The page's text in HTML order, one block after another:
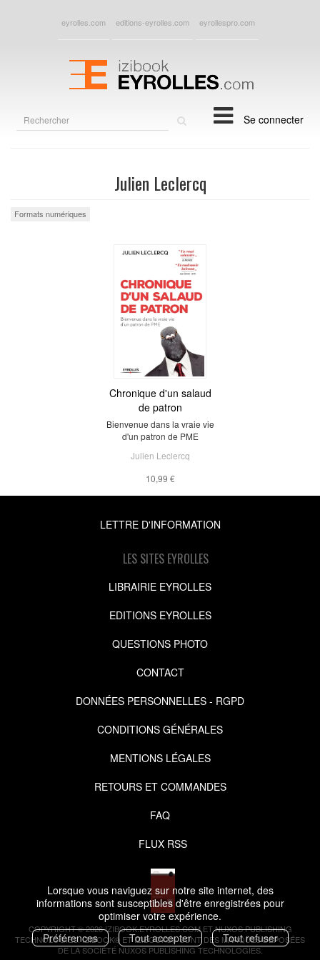
Lorsque vous naviguez sur notre site internet, des
informations sont susceptibles d'être enregistrées pour
optimiser votre expérience.
Préférences
Tout accepter Tout refuser
eyrolles.com editions-eyrolles.com eyrollespro.com
Se connecter
Julien Leclercq
Formats numériques
Chronique d'un salaud
de patron
Bienvenue dans la vraie vie
d'un patron de PME
Julien Leclercq
10,99 €
LETTRE D'INFORMATION
LES SITES EYROLLES
LIBRAIRIE EYROLLES
EDITIONS EYROLLES
QUESTIONS PHOTO
CONTACT
DONNÉES PERSONNELLES - RGPD
CONDITIONS GÉNÉRALES
MENTIONS LÉGALES
RETOURS ET COMMANDES
FAQ
FLUX RSS
COPYRIGHT © 2026 IZIBOOK.EYROLLES.COM ET NUXOS PUBLISHING
TECHNOLOGIES.IZIBOOK® ETIZIBOOKS®SONT DES MARQUES DÉPOSÉES
DE LA SOCIÉTÉ NUXOS PUBLISHING TECHNOLOGIES.